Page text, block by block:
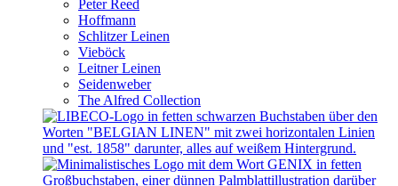
Peter Reed
Hoffmann
Schlitzer Leinen
Vieböck
Leitner Leinen
Seidenweber
The Alfred Collection